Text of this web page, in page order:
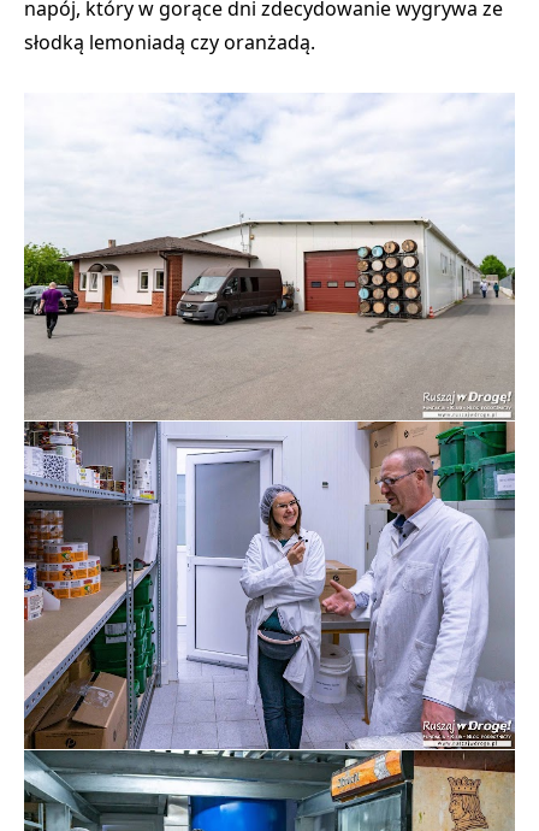
napój, który w gorące dni zdecydowanie wygrywa ze
słodką lemoniadą czy oranżadą.